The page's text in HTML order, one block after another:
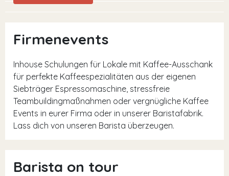
Firmenevents
Inhouse Schulungen für Lokale mit Kaffee-Ausschank
für perfekte Kaffeespezialitäten aus der eigenen
Siebträger Espressomaschine, stressfreie
Teambuildingmaßnahmen oder vergnügliche Kaffee
Events in eurer Firma oder in unserer Baristafabrik.
Lass dich von unseren Barista überzeugen.
Barista on tour